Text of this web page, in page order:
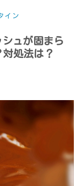
イン
ュが固まら
対処法は？